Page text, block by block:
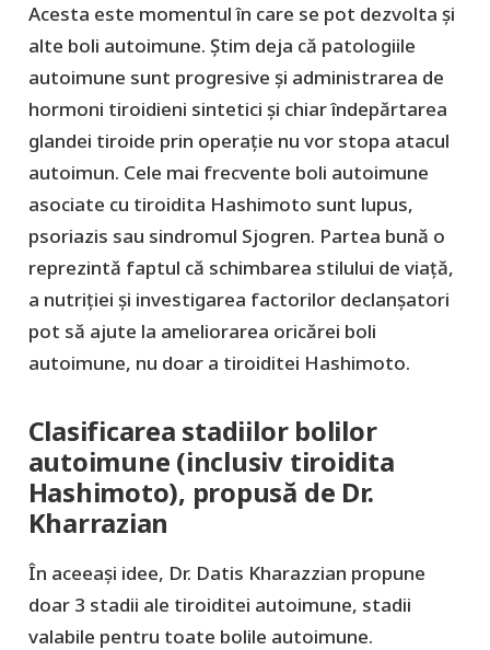
Acesta este momentul în care se pot dezvolta și
alte boli autoimune. Știm deja că patologiile
autoimune sunt progresive și administrarea de
hormoni tiroidieni sintetici și chiar îndepărtarea
glandei tiroide prin operație nu vor stopa atacul
autoimun. Cele mai frecvente boli autoimune
asociate cu tiroidita Hashimoto sunt lupus,
psoriazis sau sindromul Sjogren. Partea bună o
reprezintă faptul că schimbarea stilului de viață,
a nutriției și investigarea factorilor declanșatori
pot să ajute la ameliorarea oricărei boli
autoimune, nu doar a tiroiditei Hashimoto.
Clasificarea stadiilor bolilor
autoimune (inclusiv tiroidita
Hashimoto), propusă de Dr.
Kharrazian
În aceeași idee, Dr. Datis Kharazzian propune
doar 3 stadii ale tiroiditei autoimune, stadii
valabile pentru toate bolile autoimune.